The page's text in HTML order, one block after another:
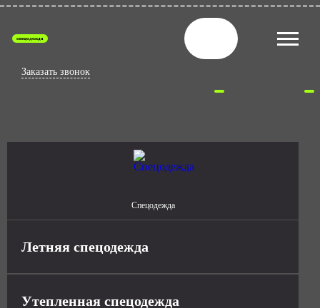
спецодежда
Заказать звонок
Спецодежда
Летняя спецодежда
Утепленная спецодежда